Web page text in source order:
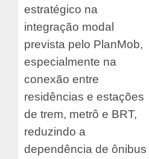
estratégico na
integração modal
prevista pelo PlanMob,
especialmente na
conexão entre
residências e estações
de trem, metrô e BRT,
reduzindo a
dependência de ônibus